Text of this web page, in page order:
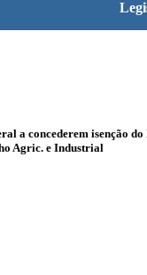
a concederem isenção
Agric. e Industrial